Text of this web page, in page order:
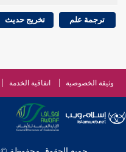
ترجمة علم تخريج حديث
وثيقة الخصوصية اتفاقية الخدمة